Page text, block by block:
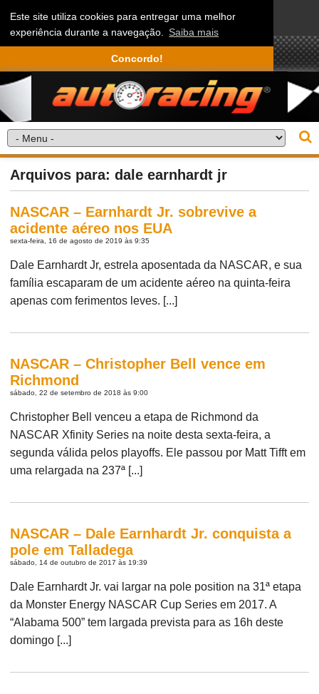
Este site utiliza cookies para entregar uma melhor
experiência durante a navegação. Saiba mais
Concordo!
Arquivos para: dale earnhardt jr
NASCAR – Earnhardt Jr. sobrevive a
acidente aéreo nos EUA
sexta-feira, 16 de agosto de 2019 às 9:35
Dale Earnhardt Jr, estrela aposentada da NASCAR, e sua
família escaparam de um acidente aéreo na quinta-feira
apenas com ferimentos leves. [...]
NASCAR – Christopher Bell vence em
Richmond
sábado, 22 de setembro de 2018 às 9:00
Christopher Bell venceu a etapa de Richmond da
NASCAR Xfinity Series na noite desta sexta-feira, a
segunda válida pelos playoffs. Ele passou por Matt Tifft em
uma relargada na 237ª [...]
NASCAR – Dale Earnhardt Jr. conquista a
pole em Talladega
sábado, 14 de outubro de 2017 às 19:39
Dale Earnhardt Jr. vai largar na pole position na 31ª etapa
da Monster Energy NASCAR Cup Series em 2017. A
“Alabama 500” tem largada prevista para as 16h deste
domingo [...]